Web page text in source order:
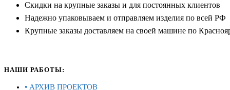
Скидки на крупные заказы и для постоянных клиентов
Надежно упаковываем и отправляем изделия по всей РФ
Крупные заказы доставляем на своей машине по
НАШИ РАБОТЫ:
• АРХИВ ПРОЕКТОВ